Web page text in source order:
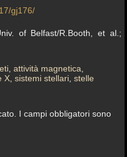
gj176/
of Belfast/R.Booth, et al.;
,attività magnetica
X ,sistemi stellari ,stelle
I campi obbligatori sono